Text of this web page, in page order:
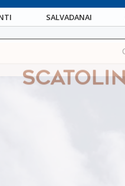
SALVADANAI